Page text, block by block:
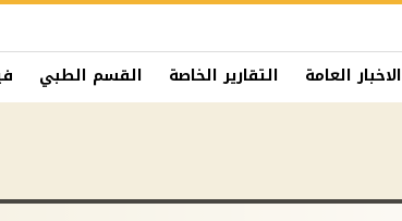
الاخبار العامة التقارير الخاصة القسم الطبي